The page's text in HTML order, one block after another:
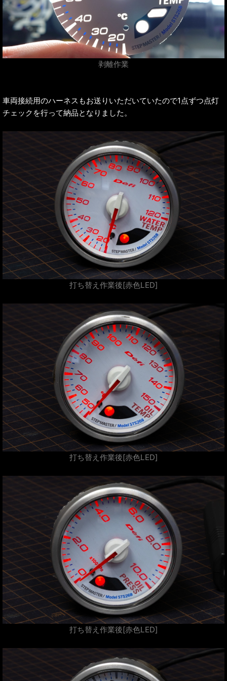
剥離作業
車両接続用のハーネスもお送りいただいていたので1点ずつ点灯
チェックを行って納品となりました。
打ち替え作業後[赤色LED]
打ち替え作業後[赤色LED]
打ち替え作業後[赤色LED]